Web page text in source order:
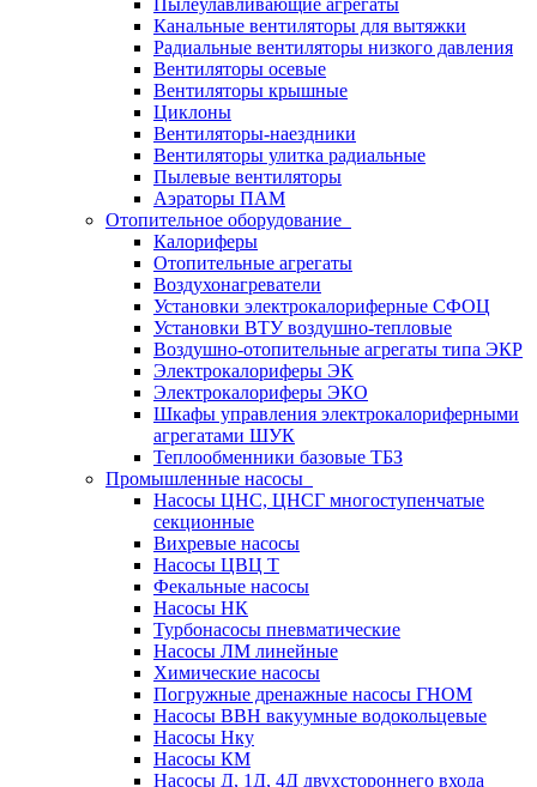
Пылеулавливающие агрегаты
Канальные вентиляторы для вытяжки
Радиальные вентиляторы низкого давления
Вентиляторы осевые
Вентиляторы крышные
Циклоны
Вентиляторы-наездники
Вентиляторы улитка радиальные
Пылевые вентиляторы
Аэраторы ПАМ
Отопительное оборудование
Калориферы
Отопительные агрегаты
Воздухонагреватели
Установки электрокалориферные СФОЦ
Установки ВТУ воздушно-тепловые
Воздушно-отопительные агрегаты типа ЭКР
Электрокалориферы ЭК
Электрокалориферы ЭКО
Шкафы управления электрокалориферными
агрегатами ШУК
Теплообменники базовые ТБЗ
Промышленные насосы
Насосы ЦНС, ЦНСГ многоступенчатые
секционные
Вихревые насосы
Насосы ЦВЦ Т
Фекальные насосы
Насосы НК
Турбонасосы пневматические
Насосы ЛМ линейные
Химические насосы
Погружные дренажные насосы ГНОМ
Насосы ВВН вакуумные водокольцевые
Насосы Нку
Насосы КМ
Насосы Д, 1Д, 4Д двухстороннего входа